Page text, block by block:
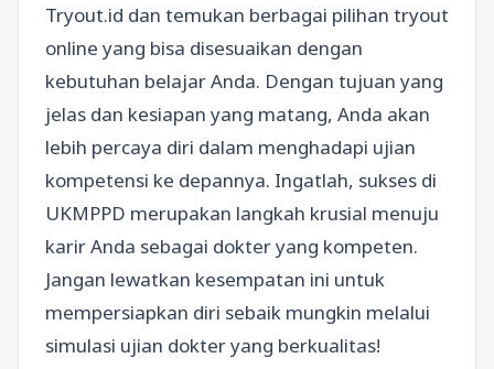
Tryout.id dan temukan berbagai pilihan tryout
online yang bisa disesuaikan dengan
kebutuhan belajar Anda. Dengan tujuan yang
jelas dan kesiapan yang matang, Anda akan
lebih percaya diri dalam menghadapi ujian
kompetensi ke depannya. Ingatlah, sukses di
UKMPPD merupakan langkah krusial menuju
karir Anda sebagai dokter yang kompeten.
Jangan lewatkan kesempatan ini untuk
mempersiapkan diri sebaik mungkin melalui
simulasi ujian dokter yang berkualitas!